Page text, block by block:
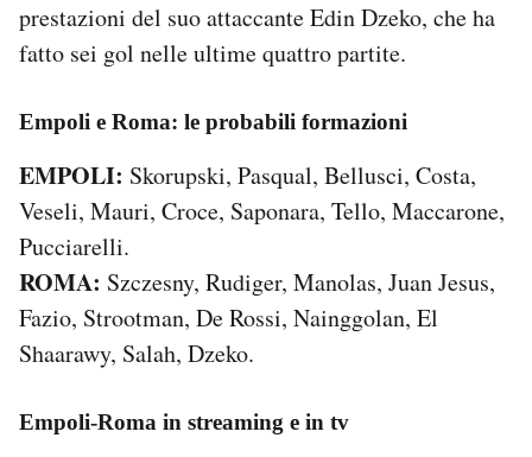
prestazioni del suo attaccante Edin Dzeko, che ha
fatto sei gol nelle ultime quattro partite.
Empoli e Roma: le probabili formazioni
EMPOLI: Skorupski, Pasqual, Bellusci, Costa,
Veseli, Mauri, Croce, Saponara, Tello, Maccarone,
Pucciarelli.
ROMA: Szczesny, Rudiger, Manolas, Juan Jesus,
Fazio, Strootman, De Rossi, Nainggolan, El
Shaarawy, Salah, Dzeko.
Empoli-Roma in streaming e in tv